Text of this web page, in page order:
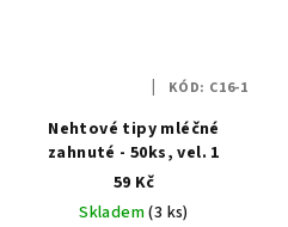
Nehtové tipy mléčné
zahnuté - 50ks, vel. 1
59 Kč
Skladem(3 ks)
KÓD: C16-1